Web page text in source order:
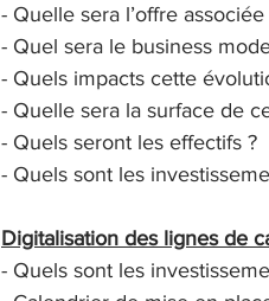
- Quelle sera l’offre
- Quel sera le business
- Quels impacts cette
- Quelle sera la surface de
- Quels seront les effectifs ?
- Quels sont les
Digitalisation des lignes de
- Quels sont les